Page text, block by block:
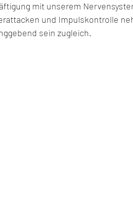
mit unserem
und Impulskontrolle
sein zugleich.